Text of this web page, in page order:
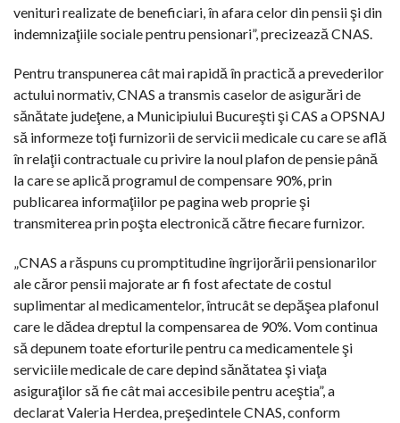
venituri realizate de beneficiari, în afara celor din pensii şi din
indemnizaţiile sociale pentru pensionari”, precizează CNAS.
Pentru transpunerea cât mai rapidă în practică a prevederilor
actului normativ, CNAS a transmis caselor de asigurări de
sănătate judeţene, a Municipiului Bucureşti şi CAS a OPSNAJ
să informeze toţi furnizorii de servicii medicale cu care se află
în relaţii contractuale cu privire la noul plafon de pensie până
la care se aplică programul de compensare 90%, prin
publicarea informaţiilor pe pagina web proprie şi
transmiterea prin poşta electronică către fiecare furnizor.
„CNAS a răspuns cu promptitudine îngrijorării pensionarilor
ale căror pensii majorate ar fi fost afectate de costul
suplimentar al medicamentelor, întrucât se depăşea plafonul
care le dădea dreptul la compensarea de 90%. Vom continua
să depunem toate eforturile pentru ca medicamentele şi
serviciile medicale de care depind sănătatea şi viaţa
asiguraţilor să fie cât mai accesibile pentru aceştia”, a
declarat Valeria Herdea, preşedintele CNAS, conform